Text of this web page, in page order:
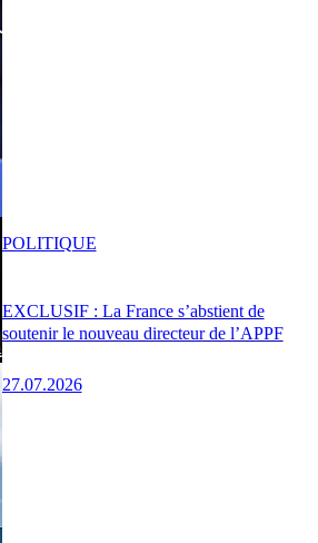
EXCLUSIF : La France s’abstient de
soutenir le nouveau directeur de l’APPF
27.07.2026
POLITIQUE